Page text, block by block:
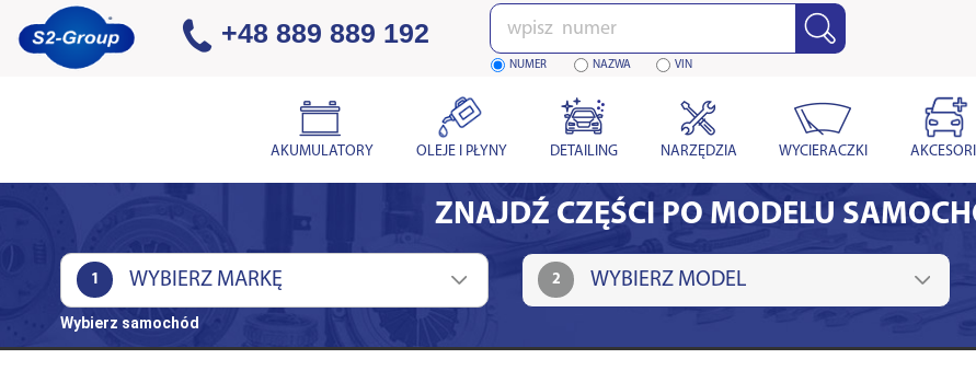
+48 889 889 192 Wpisz
numer
NUMER NAZWA VIN
AKUMULATORY OLEJE I PŁYNY DETAILING NARZĘDZIA WYCIERACZKI
ZNAJDŹ CZĘŚCI PO MODELU
1 2
Wybierz samochód